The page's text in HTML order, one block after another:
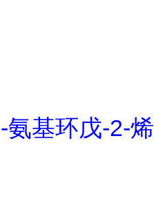
氨基环戊-2-烯